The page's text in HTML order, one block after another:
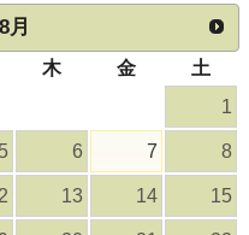
8月
木 金
土
1
5 6 7 8
13 14 15